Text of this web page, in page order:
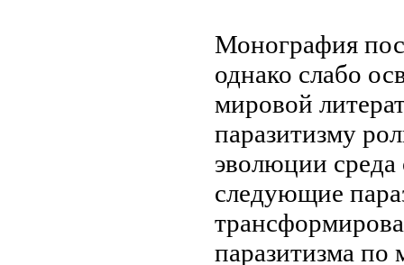
Монография
однако слабо
мировой
паразитизму
эволюции
следующие
паразитизма по